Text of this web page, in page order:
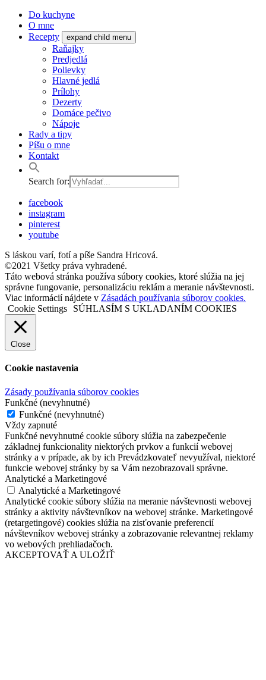
Do kuchyne
O mne
Recepty
expand child menu
Raňajky
Predjedlá
Polievky
Hlavné jedlá
Prílohy
Dezerty
Domáce pečivo
Nápoje
Rady a tipy
Píšu o mne
Kontakt
Search for:
facebook
instagram
pinterest
youtube
S láskou varí, fotí a píše Sandra Hricová.
©2021 Všetky práva vyhradené.
Táto webová stránka používa súbory cookies, ktoré slúžia na jej
správne fungovanie, personalizáciu reklám a meranie návštevnosti.
Viac informácií nájdete v Zásadách používania súborov cookies.
Cookie Settings
SÚHLASÍM S UKLADANÍM COOKIES
Close
Cookie nastavenia
Zásady používania súborov cookies
Funkčné (nevyhnutné)
Funkčné (nevyhnutné)
Vždy zapnuté
Funkčné nevyhnutné cookie súbory slúžia na zabezpečenie
základnej funkcionality niektorých prvkov a funkcií webovej
stránky a v prípade, ak by ich Prevádzkovateľ nevyužíval, niektoré
funkcie webovej stránky by sa Vám nezobrazovali správne.
Analytické a Marketingové
Analytické a Marketingové
Analytické cookie súbory slúžia na meranie návštevnosti webovej
stránky a aktivity návštevníkov na webovej stránke. Marketingové
(retargetingové) cookies slúžia na zisťovanie preferencií
návštevníkov webovej stránky a zobrazovanie relevantnej reklamy
vo webových prehliadačoch.
AKCEPTOVAŤ A ULOŽIŤ